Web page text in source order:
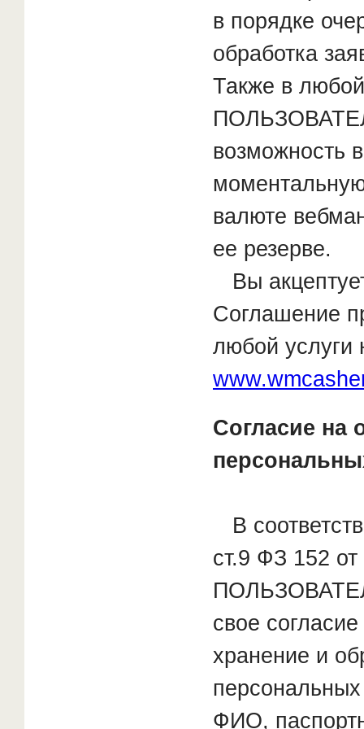
в порядке
обработка
Также в
возможность
валюте
ее резерве.
Вы
Соглашение
любой
Согласие на
В
ст.9 ФЗ 152 от
свое
хранение и
ФИО,